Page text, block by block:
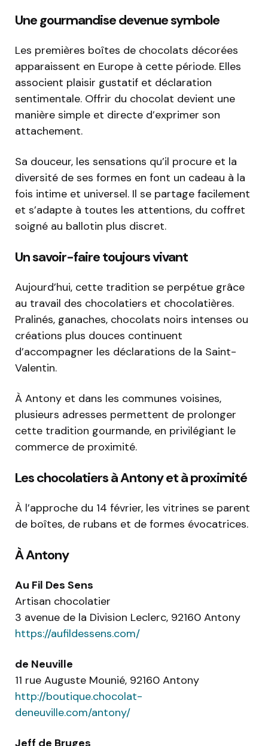
Une gourmandise devenue symbole
Les premières boîtes de chocolats décorées
apparaissent en Europe à cette période. Elles
associent plaisir gustatif et déclaration
sentimentale. Offrir du chocolat devient une
manière simple et directe d’exprimer son
attachement.
Sa douceur, les sensations qu’il procure et la
diversité de ses formes en font un cadeau à la
fois intime et universel. Il se partage facilement
et s’adapte à toutes les attentions, du coffret
soigné au ballotin plus discret.
Un savoir-faire toujours vivant
Aujourd’hui, cette tradition se perpétue grâce
au travail des chocolatiers et chocolatières.
Pralinés, ganaches, chocolats noirs intenses ou
créations plus douces continuent
d’accompagner les déclarations de la Saint-
Valentin.
À Antony et dans les communes voisines,
plusieurs adresses permettent de prolonger
cette tradition gourmande, en privilégiant le
commerce de proximité.
Les chocolatiers à Antony et à proximité
À l’approche du 14 février, les vitrines se parent
de boîtes, de rubans et de formes évocatrices.
À Antony
Au Fil Des Sens
Artisan chocolatier
3 avenue de la Division Leclerc, 92160 Antony
https://aufildessens.com/
de Neuville
11 rue Auguste Mounié, 92160 Antony
http://boutique.chocolat-
deneuville.com/antony/